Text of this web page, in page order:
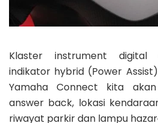
Klaster instrument digital
indikator hybrid (Power
Yamaha Connect kita
answer back, lokasi
riwayat parkir dan lampu